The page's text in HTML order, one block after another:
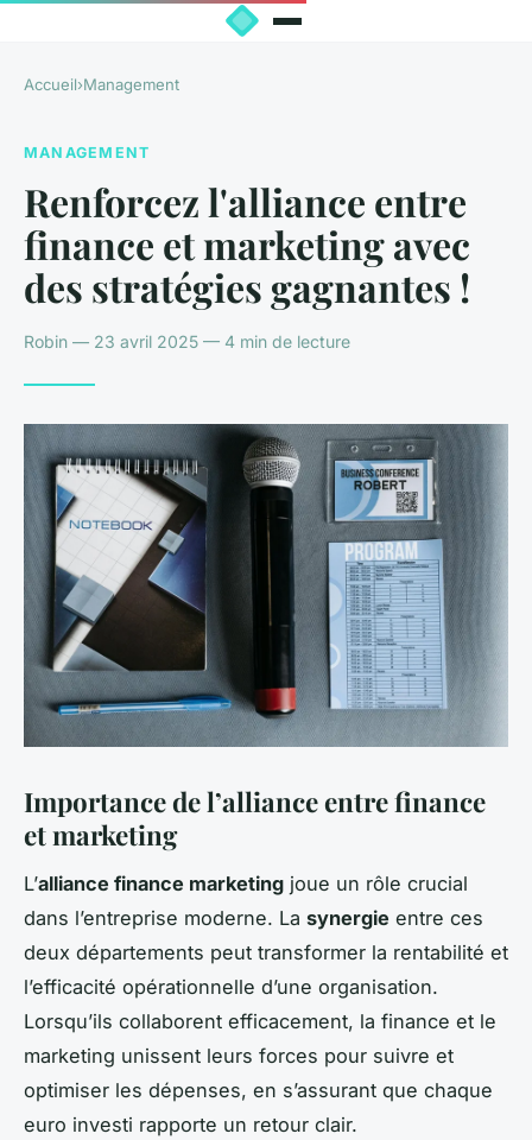
Accueil›Management
MANAGEMENT
Renforcez l'alliance entre
finance et marketing avec
des stratégies gagnantes !
Robin — 23 avril 2025 — 4 min de lecture
Importance de l’alliance entre finance
et marketing
L’alliance finance marketing joue un rôle crucial
dans l’entreprise moderne. La synergie entre ces
deux départements peut transformer la rentabilité et
l’efficacité opérationnelle d’une organisation.
Lorsqu’ils collaborent efficacement, la finance et le
marketing unissent leurs forces pour suivre et
optimiser les dépenses, en s’assurant que chaque
euro investi rapporte un retour clair.